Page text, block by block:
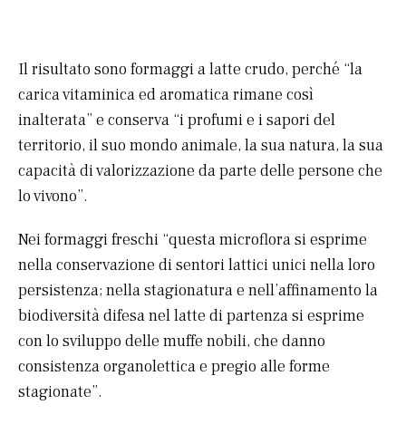
Il risultato sono formaggi a latte crudo, perché “la
carica vitaminica ed aromatica rimane così
inalterata” e conserva “i profumi e i sapori del
territorio, il suo mondo animale, la sua natura, la sua
capacità di valorizzazione da parte delle persone che
lo vivono”.
Nei formaggi freschi “questa microflora si esprime
nella conservazione di sentori lattici unici nella loro
persistenza; nella stagionatura e nell’affinamento la
biodiversità difesa nel latte di partenza si esprime
con lo sviluppo delle muffe nobili, che danno
consistenza organolettica e pregio alle forme
stagionate”.